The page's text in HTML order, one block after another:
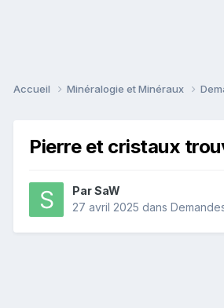
Accueil Minéralogie et Minéraux
Pierre et cristaux
ParSaW
27 avril 2025 dans